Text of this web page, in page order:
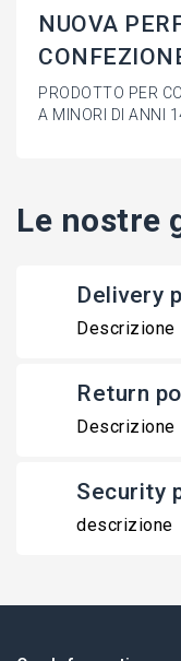
NUOVA
PRODOTTO PER
A MINORI DI ANNI
Le nostre
Delivery
Descrizione
Return
Descrizione
Security
descrizione